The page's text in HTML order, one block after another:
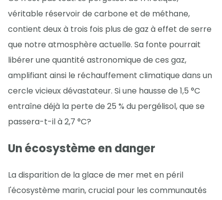
véritable réservoir de carbone et de méthane,
contient deux à trois fois plus de gaz à effet de serre
que notre atmosphère actuelle. Sa fonte pourrait
libérer une quantité astronomique de ces gaz,
amplifiant ainsi le réchauffement climatique dans un
cercle vicieux dévastateur. Si une hausse de 1,5 °C
entraîne déjà la perte de 25 % du pergélisol, que se
passera-t-il à 2,7 °C?
Un écosystème en danger
La disparition de la glace de mer met en péril
l'écosystème marin, crucial pour les communautés